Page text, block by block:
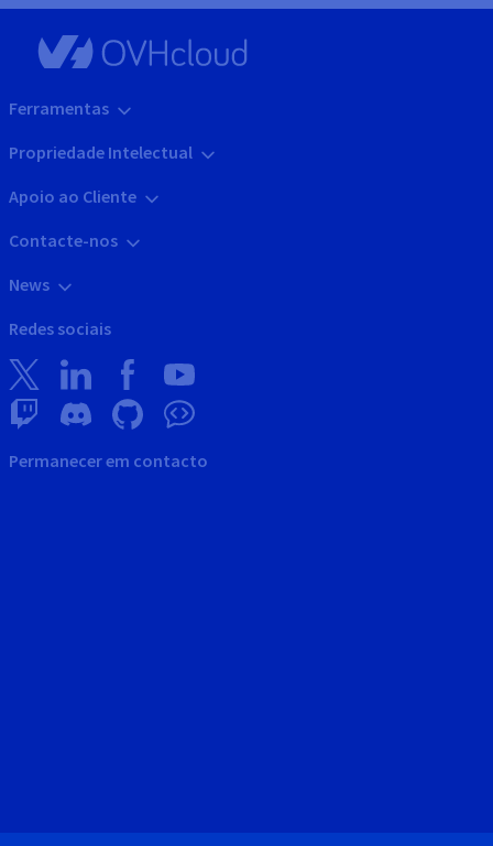
Ferramentas
Propriedade Intelectual
Apoio ao Cliente
Contacte-nos
News
Redes sociais
Permanecer em contacto